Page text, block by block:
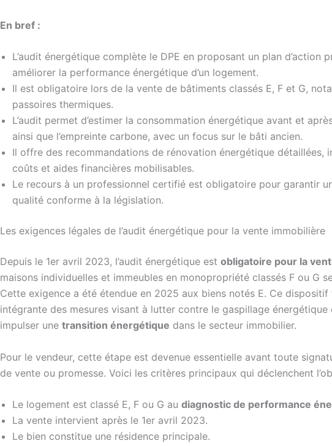
En bref :
L’audit énergétique complète le DPE en proposant un plan d’action
améliorer la performance énergétique d’un logement.
Il est obligatoire lors de la vente de bâtiments classés E, F et G,
passoires thermiques.
L’audit permet d’estimer la consommation énergétique avant et
ainsi que l’empreinte carbone, avec un focus sur le bâti ancien.
Il offre des recommandations de rénovation énergétique détaillées,
coûts et aides financières mobilisables.
Le recours à un professionnel certifié est obligatoire pour garantir
qualité conforme à la législation.
Les exigences légales de l’audit énergétique pour la vente immobilière
Depuis le 1er avril 2023, l’audit énergétique est obligatoire pour la
maisons individuelles et immeubles en monopropriété classés F ou G
Cette exigence a été étendue en 2025 aux biens notés E. Ce
intégrante des mesures visant à lutter contre le gaspillage énergétique
impulser une transition énergétique dans le secteur immobilier.
Pour le vendeur, cette étape est devenue essentielle avant toute
de vente ou promesse. Voici les critères principaux qui déclenchent
Le logement est classé E, F ou G au diagnostic de performance
La vente intervient après le 1er avril 2023.
Le bien constitue une résidence principale.